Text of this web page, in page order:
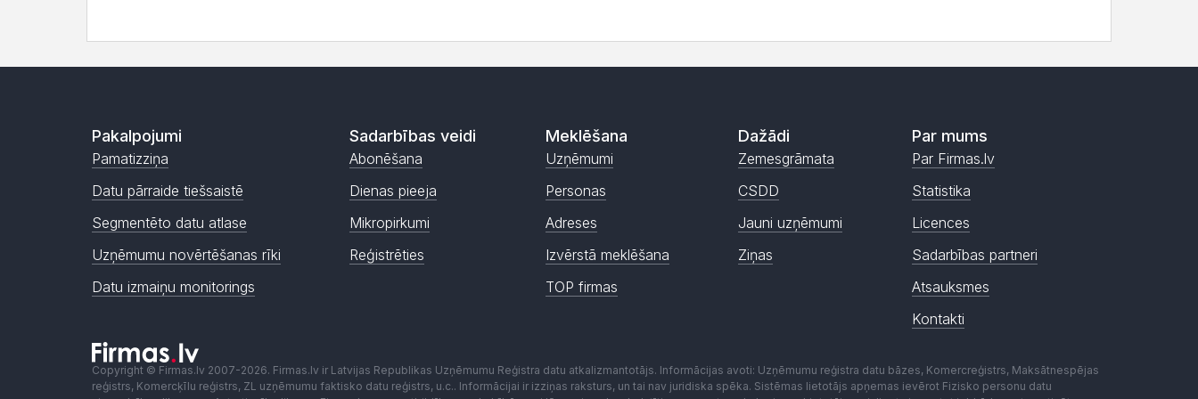
Pakalpojumi
Pamatizziņa
Datu pārraide tiešsaistē
Segmentēto datu atlase
Uzņēmumu novērtēšanas rīki
Datu izmaiņu monitorings
Sadarbības veidi
Abonēšana
Dienas pieeja
Mikropirkumi
Reģistrēties
Meklēšana
Uzņēmumi
Personas
Adreses
Izvērstā meklēšana
TOP firmas
Dažādi
Zemesgrāmata
CSDD
Jauni uzņēmumi
Ziņas
Par mums
Par Firmas.lv
Statistika
Licences
Sadarbības partneri
Atsauksmes
Kontakti
Copyright © Firmas.lv 2007-2026. Firmas.lv ir Latvijas Republikas Uzņēmumu Reģistra datu atkalizmantotājs. Informācijas avoti: Uzņēmumu reģistra datu bāzes, Komercreģistrs, Maksātnespējas
reģistrs, Komercķīlu reģistrs, ZL uzņēmumu faktisko datu reģistrs, u.c.. Informācijai ir izziņas raksturs, un tai nav juridiska spēka. Sistēmas lietotājs apņemas ievērot Fizisko personu datu